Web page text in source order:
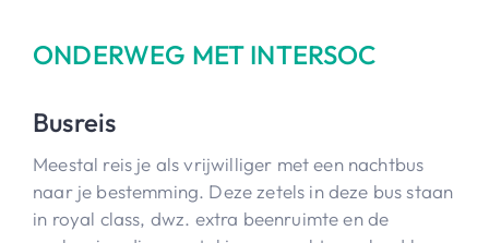
ONDERWEG MET INTERSOC
Busreis
Meestal reis je als vrijwilliger met een nachtbus
naar je bestemming. Deze zetels in deze bus staan
in royal class, dwz. extra beenruimte en de